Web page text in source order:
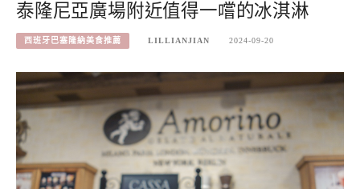
泰隆尼亞廣場附近值得一嚐的冰淇淋
西班牙巴塞隆納美食推薦 LILLIANJIAN 2024-09-20